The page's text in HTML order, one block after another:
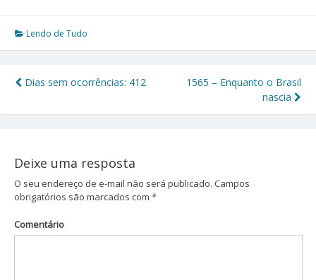
Lendo de Tudo
de
Dias sem ocorrências: 412
1565 – Enquanto o Brasil
nascia
Deixe uma resposta
O seu endereço de e-mail não será publicado. Campos
obrigatórios são marcados com *
Comentário